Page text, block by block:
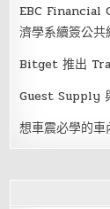
EBC Financial
濟學系續簽公
Bitget 推出
Guest Supply
想車震必學的